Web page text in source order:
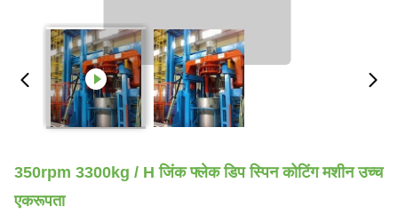
350rpm 3300kg / H जिंक फ्लेक डिप स्पिन कोटिंग मशीन उच्च
एकरूपता